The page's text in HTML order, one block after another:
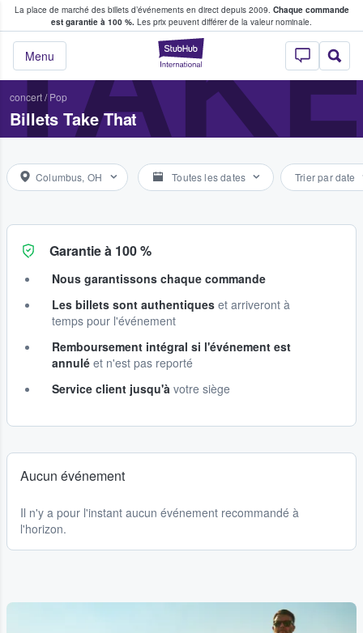
La place de marché des billets d’événements en direct depuis 2009. Chaque commande
est garantie à 100 %. Les prix peuvent différer de la valeur nominale.
StubHub - Où
Menu
fans achètent et vendent des billets
concert/ Pop
Billets Take That
Columbus, OH Toutes les dates Trier par date
Garantie à 100 %
Nous garantissons chaque commande
Les billets sont authentiques et arriveront à
temps pour l'événement
Remboursement intégral si l'événement est
annulé et n'est pas reporté
Service client jusqu'à votre siège
Aucun événement
Il n'y a pour l'instant aucun événement recommandé à
l'horizon.